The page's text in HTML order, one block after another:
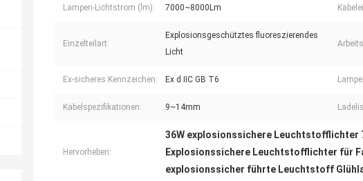
Lampen-Lichtstrom (lm): 7000~8000Lm
Einzelteilart:
Explosionsgeschütztes fluoreszierendes
Licht
Ex-sicheres Kennzeichen: Ex d IIC GB T6
Kabelspezifikationen: 9~14mm
Hervorheben:
36W explosionssichere Leuchtstofflichter
Explosionssichere Leuchtstofflichter für
explosionssicher führte Leuchtstoff